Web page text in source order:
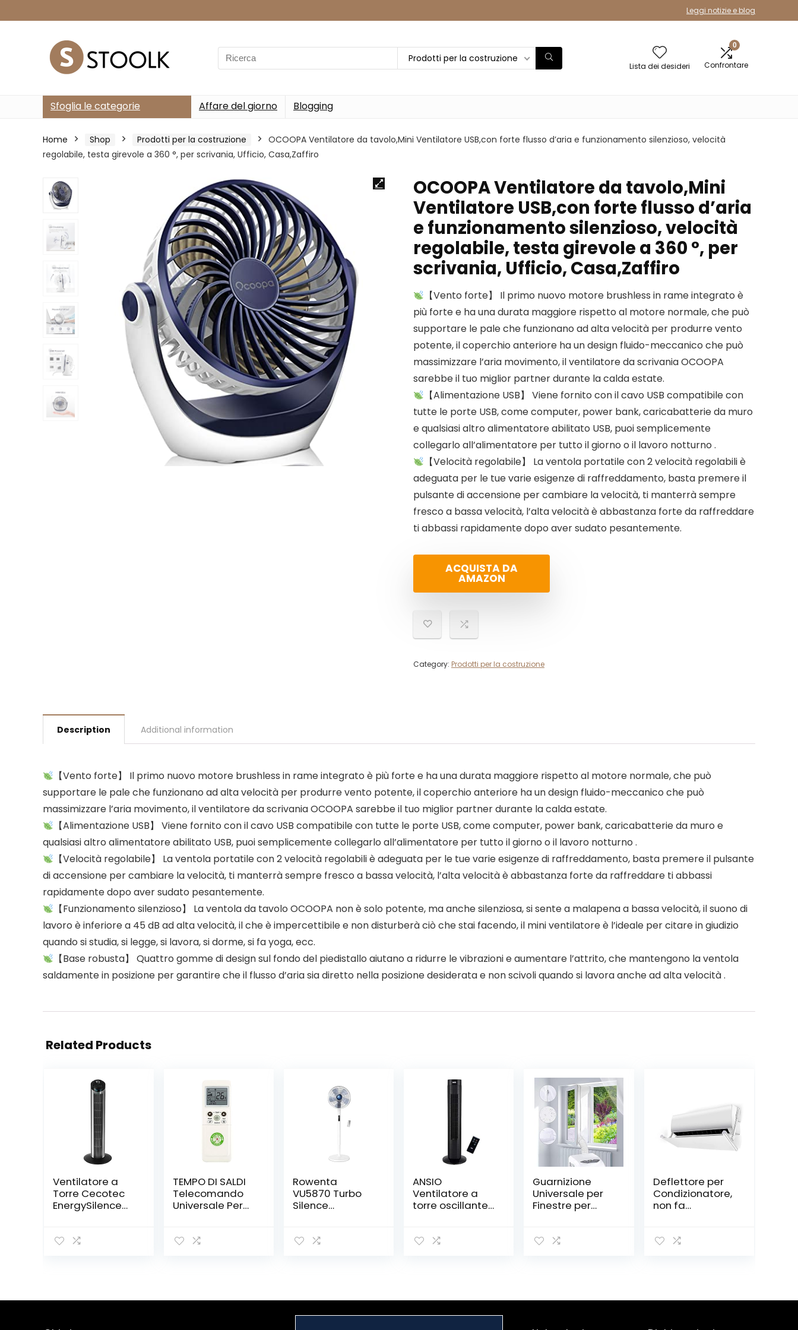
Leggi notizie e blog
Search
for:
Prodotti per la costruzione
Lista dei desideri
0
Confrontare
Sfoglia le categorie Affare del giorno Blogging
Home Shop Prodotti per la costruzione
OCOOPA Ventilatore da tavolo,Mini Ventilatore USB,con forte flusso d’aria e funzionamento silenzioso, velocità
regolabile, testa girevole a 360 °, per scrivania, Ufficio, Casa,Zaffiro
OCOOPA Ventilatore da tavolo,Mini
Ventilatore USB,con forte flusso d’aria
e funzionamento silenzioso, velocità
regolabile, testa girevole a 360 °, per
scrivania, Ufficio, Casa,Zaffiro
【Vento forte】 Il primo nuovo motore brushless in rame integrato è
più forte e ha una durata maggiore rispetto al motore normale, che può
supportare le pale che funzionano ad alta velocità per produrre vento
potente, il coperchio anteriore ha un design fluido-meccanico che può
massimizzare l’aria movimento, il ventilatore da scrivania OCOOPA
sarebbe il tuo miglior partner durante la calda estate.
【Alimentazione USB】 Viene fornito con il cavo USB compatibile con
tutte le porte USB, come computer, power bank, caricabatterie da muro
e qualsiasi altro alimentatore abilitato USB, puoi semplicemente
collegarlo all’alimentatore per tutto il giorno o il lavoro notturno .
【Velocità regolabile】 La ventola portatile con 2 velocità regolabili è
adeguata per le tue varie esigenze di raffreddamento, basta premere il
pulsante di accensione per cambiare la velocità, ti manterrà sempre
fresco a bassa velocità, l’alta velocità è abbastanza forte da raffreddare
ti abbassi rapidamente dopo aver sudato pesantemente.
ACQUISTA DA
AMAZON
Category: Prodotti per la costruzione
Description Additional information
【Vento forte】 Il primo nuovo motore brushless in rame integrato è più forte e ha una durata maggiore rispetto al motore normale, che può
supportare le pale che funzionano ad alta velocità per produrre vento potente, il coperchio anteriore ha un design fluido-meccanico che può
massimizzare l’aria movimento, il ventilatore da scrivania OCOOPA sarebbe il tuo miglior partner durante la calda estate.
【Alimentazione USB】 Viene fornito con il cavo USB compatibile con tutte le porte USB, come computer, power bank, caricabatterie da muro e
qualsiasi altro alimentatore abilitato USB, puoi semplicemente collegarlo all’alimentatore per tutto il giorno o il lavoro notturno .
【Velocità regolabile】 La ventola portatile con 2 velocità regolabili è adeguata per le tue varie esigenze di raffreddamento, basta premere il pulsante
di accensione per cambiare la velocità, ti manterrà sempre fresco a bassa velocità, l’alta velocità è abbastanza forte da raffreddare ti abbassi
rapidamente dopo aver sudato pesantemente.
【Funzionamento silenzioso】 La ventola da tavolo OCOOPA non è solo potente, ma anche silenziosa, si sente a malapena a bassa velocità, il suono di
lavoro è inferiore a 45 dB ad alta velocità, il che è impercettibile e non disturberà ciò che stai facendo, il mini ventilatore è l’ideale per citare in giudizio
quando si studia, si legge, si lavora, si dorme, si fa yoga, ecc.
【Base robusta】 Quattro gomme di design sul fondo del piedistallo aiutano a ridurre le vibrazioni e aumentare l’attrito, che mantengono la ventola
saldamente in posizione per garantire che il flusso d’aria sia diretto nella posizione desiderata e non scivoli quando si lavora anche ad alta velocità .
Related Products
Ventilatore a
Torre Cecotec
EnergySilence
Grigio-Nero)
TEMPO DI SALDI
Telecomando
Universale Per
Multi Funzione
Rowenta
VU5870 Turbo
Silence
piantana, flusso
dBA a velocità
minima, Pratico
ANSIO
Ventilatore a
torre oscillante
3 impostazioni
(batterie non
incluse)
Guarnizione
Universale per
Finestre per
per la Maggior
mobili, Facile da
Deflettore per
Condizionatore,
non fa
alcun attrezzo